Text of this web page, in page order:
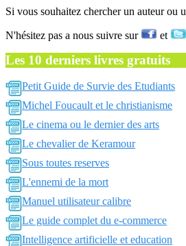
Si vous souhaitez chercher un auteur ou
N'hésitez pas a nous suivre sur et
Les 10 derniers livres gratuits
Petit Guide de Survie des Etudiants
Michel Foucault et le christianisme
Le cinema ou le dernier des arts
Le chevalier de Keramour
Sous toutes reserves
L'ennemi de la mort
Manuel utilisateur calibre
Le guide complet du e-commerce
Intelligence artificielle et education